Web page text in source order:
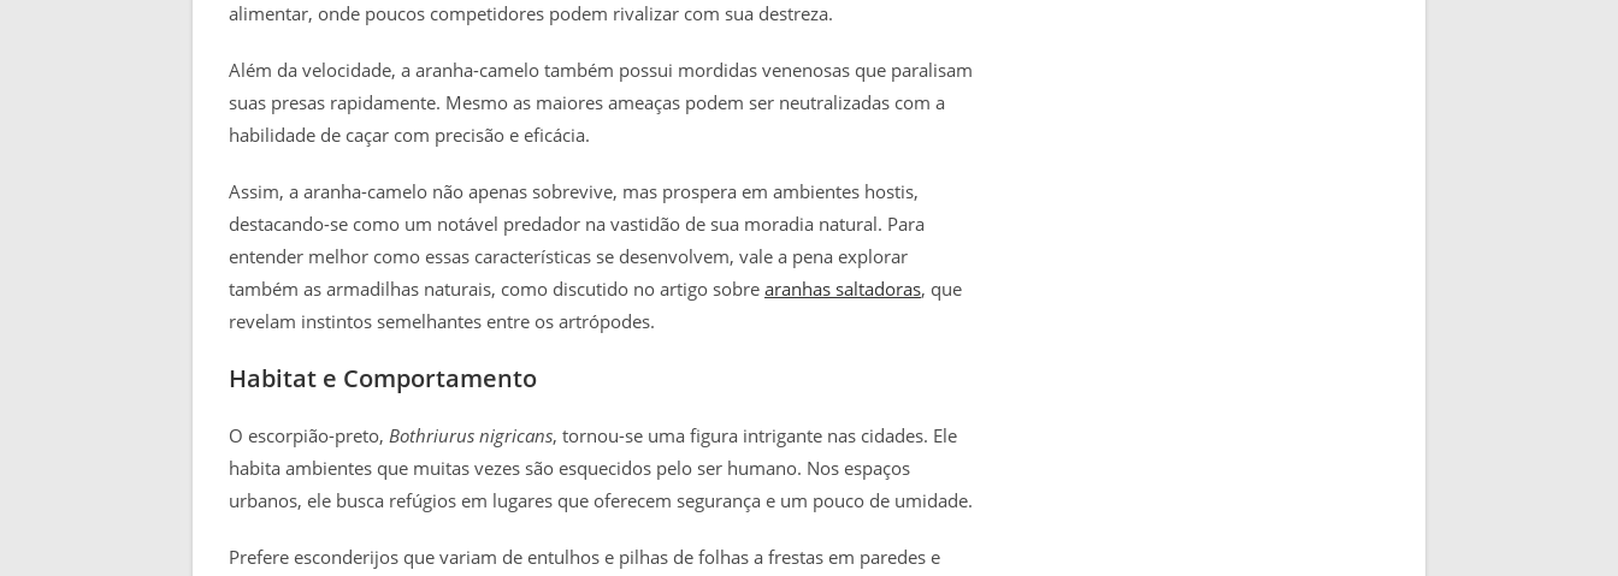
alimentar, onde poucos competidores podem rivalizar com sua destreza.
Além da velocidade, a aranha-camelo também possui mordidas venenosas que paralisam
suas presas rapidamente. Mesmo as maiores ameaças podem ser neutralizadas com a
habilidade de caçar com precisão e eficácia.
Assim, a aranha-camelo não apenas sobrevive, mas prospera em ambientes hostis,
destacando-se como um notável predador na vastidão de sua moradia natural. Para
entender melhor como essas características se desenvolvem, vale a pena explorar
também as armadilhas naturais, como discutido no artigo sobre aranhas saltadoras, que
revelam instintos semelhantes entre os artrópodes.
Habitat e Comportamento
O escorpião-preto, Bothriurus nigricans, tornou-se uma figura intrigante nas cidades. Ele
habita ambientes que muitas vezes são esquecidos pelo ser humano. Nos espaços
urbanos, ele busca refúgios em lugares que oferecem segurança e um pouco de umidade.
Prefere esconderijos que variam de entulhos e pilhas de folhas a frestas em paredes e